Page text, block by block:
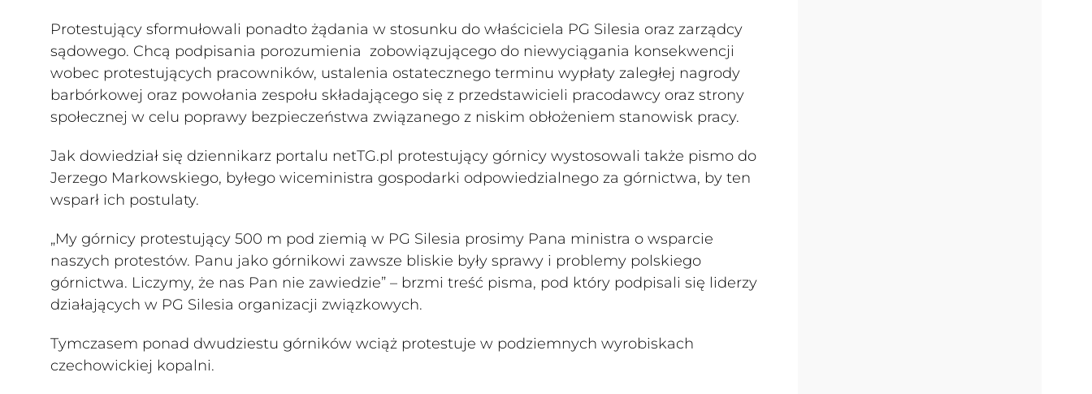
Protestujący sformułowali ponadto żądania w stosunku do właściciela PG Silesia oraz zarządcy
sądowego. Chcą podpisania porozumienia zobowiązującego do niewyciągania konsekwencji
wobec protestujących pracowników, ustalenia ostatecznego terminu wypłaty zaległej nagrody
barbórkowej oraz powołania zespołu składającego się z przedstawicieli pracodawcy oraz strony
społecznej w celu poprawy bezpieczeństwa związanego z niskim obłożeniem stanowisk pracy.
Jak dowiedział się dziennikarz portalu netTG.pl protestujący górnicy wystosowali także pismo do
Jerzego Markowskiego, byłego wiceministra gospodarki odpowiedzialnego za górnictwa, by ten
wsparł ich postulaty.
„My górnicy protestujący 500 m pod ziemią w PG Silesia prosimy Pana ministra o wsparcie
naszych protestów. Panu jako górnikowi zawsze bliskie były sprawy i problemy polskiego
górnictwa. Liczymy, że nas Pan nie zawiedzie” – brzmi treść pisma, pod który podpisali się liderzy
działających w PG Silesia organizacji związkowych.
Tymczasem ponad dwudziestu górników wciąż protestuje w podziemnych wyrobiskach
czechowickiej kopalni.